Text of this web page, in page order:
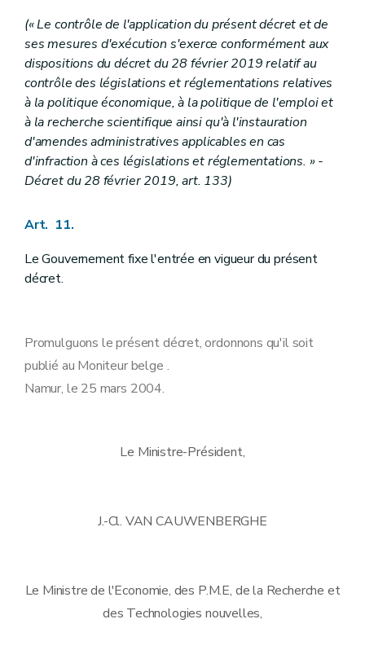
(« Le contrôle de l'application du présent décret et de
ses mesures d'exécution s'exerce conformément aux
dispositions du décret du 28 février 2019 relatif au
contrôle des législations et réglementations relatives
à la politique économique, à la politique de l'emploi et
à la recherche scientifique ainsi qu'à l'instauration
d'amendes administratives applicables en cas
d'infraction à ces législations et réglementations. » -
Décret du 28 février 2019, art. 133)
Art. 11.
Le Gouvernement fixe l'entrée en vigueur du présent
décret.
Promulguons le présent décret, ordonnons qu'il soit
publié au Moniteur belge .
Namur, le 25 mars 2004.
Le Ministre-Président,
J.-Cl. VAN CAUWENBERGHE
Le Ministre de l'Economie, des P.M.E, de la Recherche et
des Technologies nouvelles,